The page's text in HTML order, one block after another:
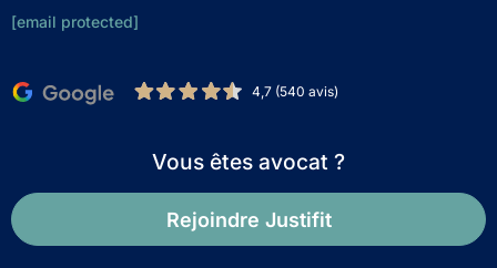
[email protected]
4,7 (540 avis)
Vous êtes avocat ?
Rejoindre Justifit